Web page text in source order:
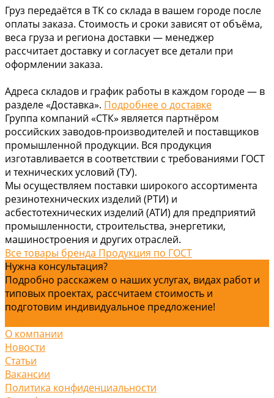
Груз передаётся в ТК со склада в вашем городе после
оплаты заказа. Стоимость и сроки зависят от объёма,
веса груза и региона доставки — менеджер
рассчитает доставку и согласует все детали при
оформлении заказа.
Адреса складов и график работы в каждом городе — в
разделе «Доставка». Подробнее о доставке
Группа компаний «СТК» является партнёром
российских заводов-производителей и поставщиков
промышленной продукции. Вся продукция
изготавливается в соответствии с требованиями ГОСТ
и технических условий (ТУ).
Мы осуществляем поставки широкого ассортимента
резинотехнических изделий (РТИ) и
асбестотехнических изделий (АТИ) для предприятий
промышленности, строительства, энергетики,
машиностроения и других отраслей.
Все товары бренда Продукция по ГОСТ
Нужна консультация?
Подробно расскажем о наших услугах, видах работ и
типовых проектах, рассчитаем стоимость и
подготовим индивидуальное предложение!
О компании
Новости
Статьи
Вакансии
Политика конфиденциальности